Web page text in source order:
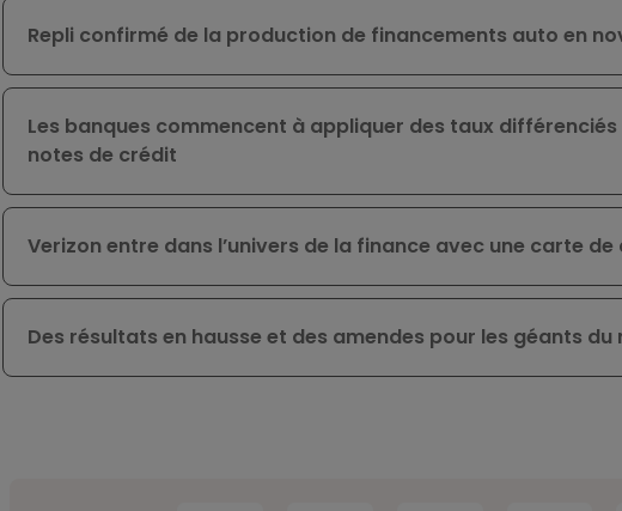
Repli confirmé de la production de financements auto en
Les banques commencent à appliquer des taux différenciés
notes de crédit
Verizon entre dans l’univers de la finance avec une carte de
Des résultats en hausse et des amendes pour les géants du